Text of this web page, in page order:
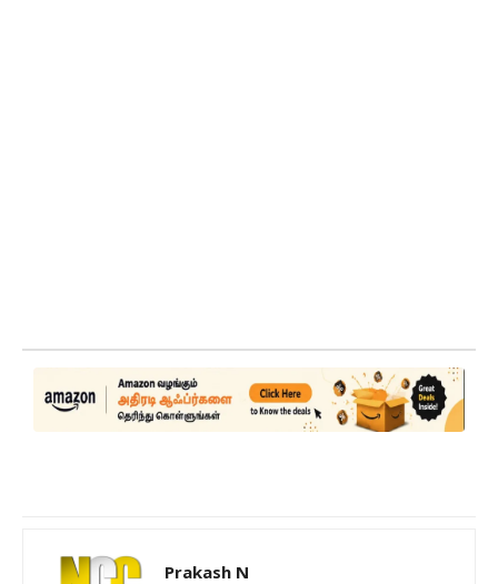
Prakash N